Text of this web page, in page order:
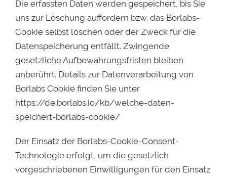
Die erfassten Daten werden gespeichert, bis Sie
uns zur Löschung auffordern bzw. das Borlabs-
Cookie selbst löschen oder der Zweck für die
Datenspeicherung entfällt. Zwingende
gesetzliche Aufbewahrungsfristen bleiben
unberührt. Details zur Datenverarbeitung von
Borlabs Cookie finden Sie unter
https://de.borlabs.io/kb/welche-daten-
speichert-borlabs-cookie/
Der Einsatz der Borlabs-Cookie-Consent-
Technologie erfolgt, um die gesetzlich
vorgeschriebenen Einwilligungen für den Einsatz